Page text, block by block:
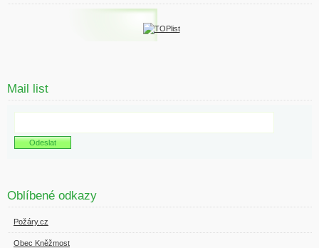
Mail list
Oblíbené odkazy
Požáry.cz
Obec Kněžmost